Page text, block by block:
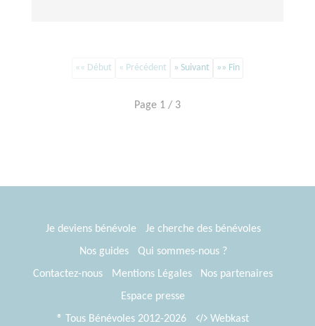
«« Début « Précédent » Suivant »» Fin
Page 1 / 3
Je deviens bénévole
Je cherche des bénévoles
Nos guides
Qui sommes-nous ?
Contactez-nous
Mentions Légales
Nos partenaires
Espace presse
® Tous Bénévoles 2012-2026
Webkast